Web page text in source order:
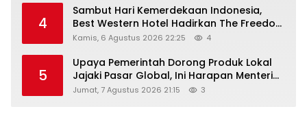
4
Sambut Hari Kemerdekaan Indonesia,
Best Western Hotel Hadirkan The Freedom
Stay Diskon Hingga 45%
Kamis, 6 Agustus 2026 22:25 4
5
Upaya Pemerintah Dorong Produk Lokal
Jajaki Pasar Global, Ini Harapan Menteri
Perindustrian RI Lewat ILT dan IGT Expo
Jumat, 7 Agustus 2026 21:15 3